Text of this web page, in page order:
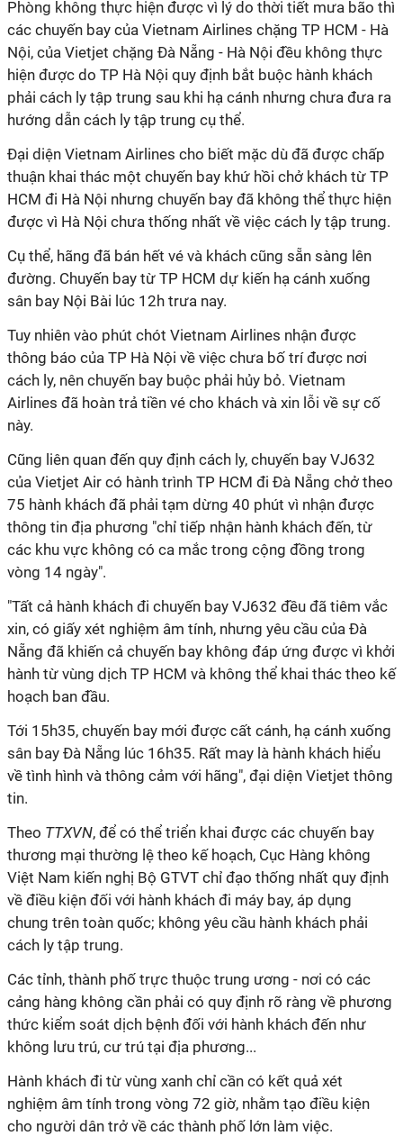
Phòng không thực hiện được vì lý do thời tiết mưa bão thì
các chuyến bay của Vietnam Airlines chặng TP HCM - Hà
Nội, của Vietjet chặng Đà Nẵng - Hà Nội đều không thực
hiện được do TP Hà Nội quy định bắt buộc hành khách
phải cách ly tập trung sau khi hạ cánh nhưng chưa đưa ra
hướng dẫn cách ly tập trung cụ thể.
Đại diện Vietnam Airlines cho biết mặc dù đã được chấp
thuận khai thác một chuyến bay khứ hồi chở khách từ TP
HCM đi Hà Nội nhưng chuyến bay đã không thể thực hiện
được vì Hà Nội chưa thống nhất về việc cách ly tập trung.
Cụ thể, hãng đã bán hết vé và khách cũng sẵn sàng lên
đường. Chuyến bay từ TP HCM dự kiến hạ cánh xuống
sân bay Nội Bài lúc 12h trưa nay.
Tuy nhiên vào phút chót Vietnam Airlines nhận được
thông báo của TP Hà Nội về việc chưa bố trí được nơi
cách ly, nên chuyến bay buộc phải hủy bỏ. Vietnam
Airlines đã hoàn trả tiền vé cho khách và xin lỗi về sự cố
này.
Cũng liên quan đến quy định cách ly, chuyến bay VJ632
của Vietjet Air có hành trình TP HCM đi Đà Nẵng chở theo
75 hành khách đã phải tạm dừng 40 phút vì nhận được
thông tin địa phương "chỉ tiếp nhận hành khách đến, từ
các khu vực không có ca mắc trong cộng đồng trong
vòng 14 ngày".
"Tất cả hành khách đi chuyến bay VJ632 đều đã tiêm vắc
xin, có giấy xét nghiệm âm tính, nhưng yêu cầu của Đà
Nẵng đã khiến cả chuyến bay không đáp ứng được vì khởi
hành từ vùng dịch TP HCM và không thể khai thác theo kế
hoạch ban đầu.
Tới 15h35, chuyến bay mới được cất cánh, hạ cánh xuống
sân bay Đà Nẵng lúc 16h35. Rất may là hành khách hiểu
về tình hình và thông cảm với hãng", đại diện Vietjet thông
tin.
Theo TTXVN, để có thể triển khai được các chuyến bay
thương mại thường lệ theo kế hoạch, Cục Hàng không
Việt Nam kiến nghị Bộ GTVT chỉ đạo thống nhất quy định
về điều kiện đối với hành khách đi máy bay, áp dụng
chung trên toàn quốc; không yêu cầu hành khách phải
cách ly tập trung.
Các tỉnh, thành phố trực thuộc trung ương - nơi có các
cảng hàng không cần phải có quy định rõ ràng về phương
thức kiểm soát dịch bệnh đối với hành khách đến như
không lưu trú, cư trú tại địa phương...
Hành khách đi từ vùng xanh chỉ cần có kết quả xét
nghiệm âm tính trong vòng 72 giờ, nhằm tạo điều kiện
cho người dân trở về các thành phố lớn làm việc.